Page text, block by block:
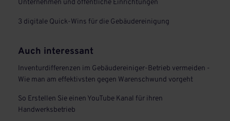
Unternehmen und öffentliche Einrichtungen
3 digitale Quick-Wins für die Gebäudereinigung
Auch interessant
Inventurdifferenzen im Gebäudereiniger-Betrieb vermeiden -
Wie man am effektivsten gegen Warenschwund vorgeht
So Erstellen Sie einen YouTube Kanal für ihren
Handwerksbetrieb